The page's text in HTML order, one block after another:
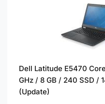
Dell Latitude E5470
GHz / 8 GB / 240 SSD /
(Update)